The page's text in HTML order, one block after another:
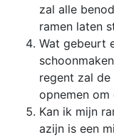
zal alle
ramen laten
Wat gebeurt
regent zal
opnemen
Kan ik mijn
azijn is een